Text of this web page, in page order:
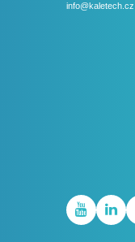
info@kaletech.cz